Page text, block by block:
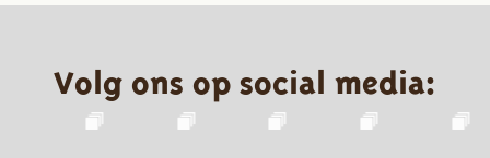
Volg ons op social media: